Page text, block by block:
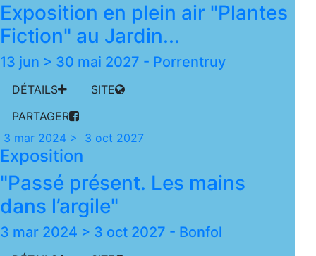
Exposition en plein air "Plantes
Fiction" au Jardin...
13 jun > 30 mai 2027 - Porrentruy
DÉTAILS
SITE
PARTAGER
3 mar 2024 > 3 oct 2027
Exposition
"Passé présent. Les mains
dans l’argile"
3 mar 2024 > 3 oct 2027 - Bonfol